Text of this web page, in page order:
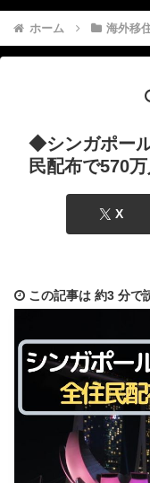
ホーム 海外移
◆シンガポー
民配布で570
X
この記事は 約3 分で